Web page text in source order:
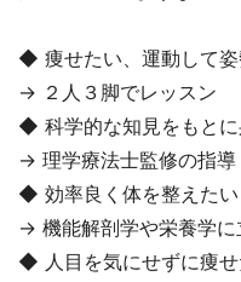
◆ 痩せたい、運動して
→ ２人３脚でレッスン
◆ 科学的な知見をもと
→ 理学療法士監修の指導
◆ 効率良く体を整えたい
→ 機能解剖学や栄養学に
◆ 人目を気にせずに痩